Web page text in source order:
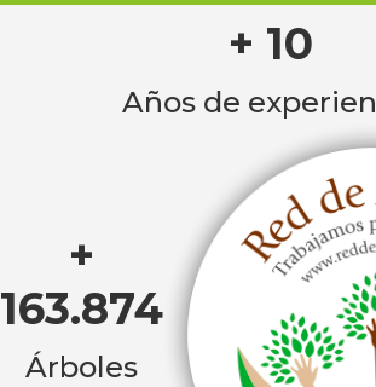
+ 10
Años de
+
163.874
Árboles